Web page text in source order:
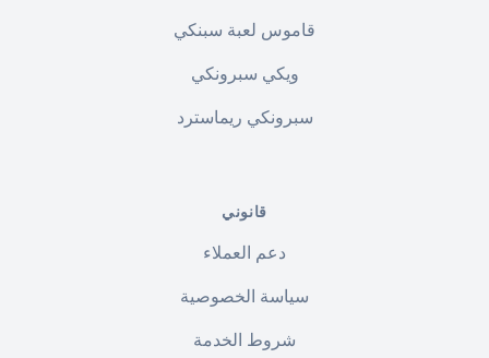
قاموس لعبة سبنكي
ويكي سبرونكي
سبرونكي ريماسترد
قانوني
دعم العملاء
سياسة الخصوصية
شروط الخدمة